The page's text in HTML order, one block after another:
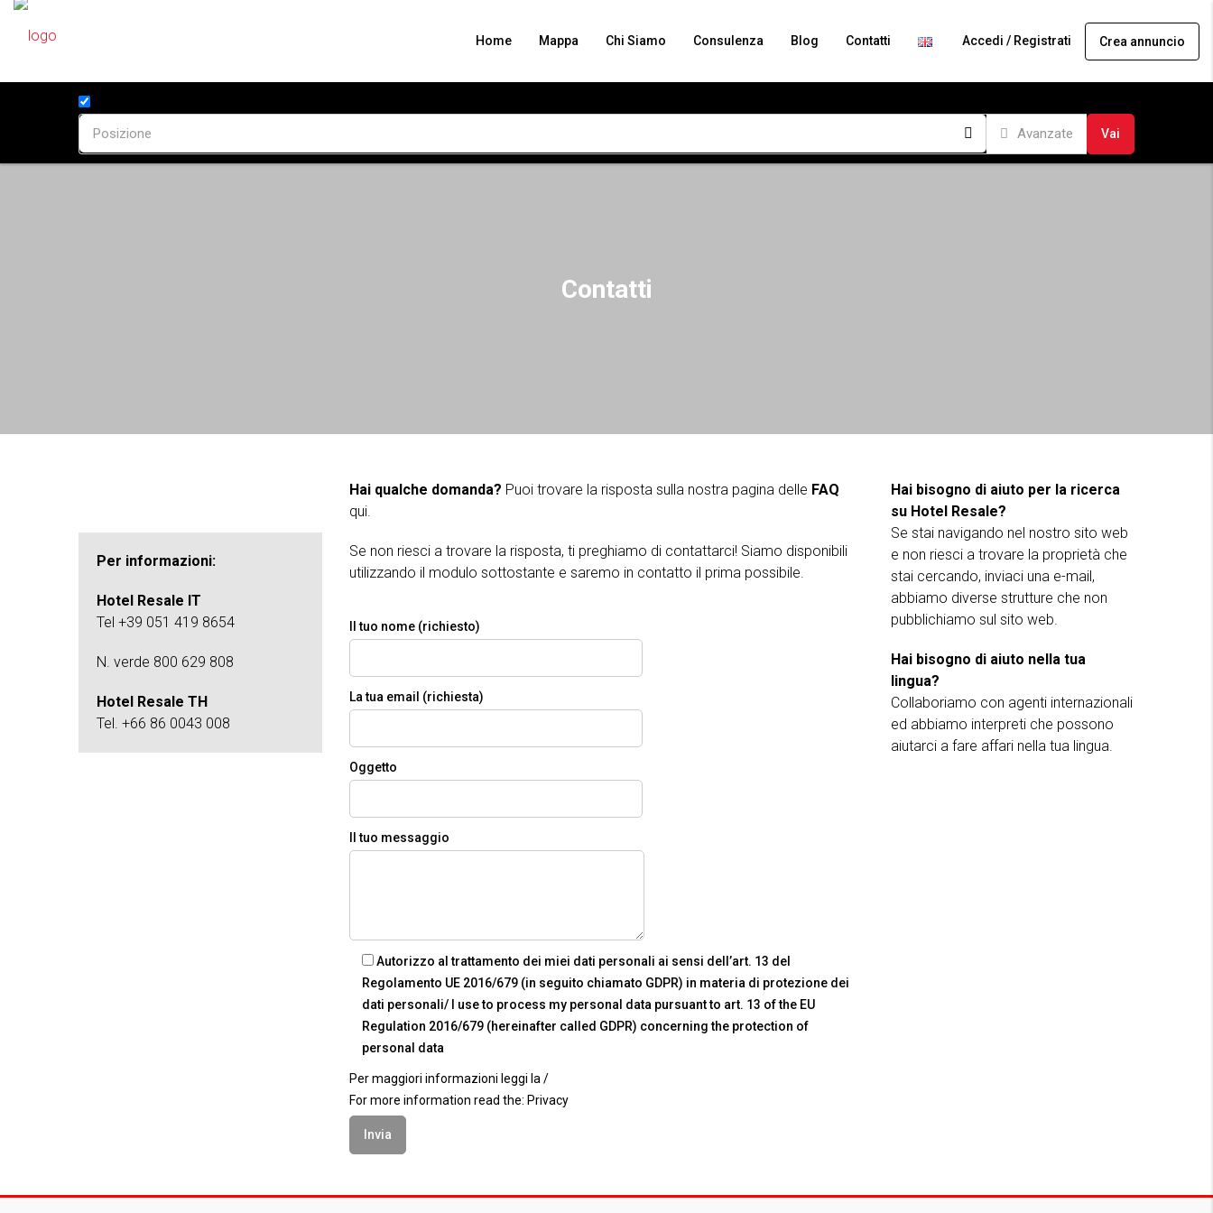
Home Mappa Chi Siamo Consulenza Blog Contatti Accedi / Registrati Crea annuncio
Avanzate Vai
Contatti
Per informazioni:
Hotel Resale IT
Tel +39 051 419 8654
N. verde 800 629 808
Hotel Resale TH
Tel. +66 86 0043 008
Hai qualche domanda? Puoi trovare la risposta sulla nostra pagina delle FAQ
qui.
Se non riesci a trovare la risposta, ti preghiamo di contattarci! Siamo disponibili
utilizzando il modulo sottostante e saremo in contatto il prima possibile.
Il tuo nome (richiesto)
La tua email (richiesta)
Oggetto
Il tuo messaggio
Autorizzo al trattamento dei miei dati personali ai sensi dell’art. 13 del
Regolamento UE 2016/679 (in seguito chiamato GDPR) in materia di protezione dei
dati personali/ I use to process my personal data pursuant to art. 13 of the EU
Regulation 2016/679 (hereinafter called GDPR) concerning the protection of
personal data
Per maggiori informazioni leggi la /
For more information read the: Privacy
Hai bisogno di aiuto per la ricerca
su Hotel Resale?
Se stai navigando nel nostro sito web
e non riesci a trovare la proprietà che
stai cercando, inviaci una e-mail,
abbiamo diverse strutture che non
pubblichiamo sul sito web.
Hai bisogno di aiuto nella tua
lingua?
Collaboriamo con agenti internazionali
ed abbiamo interpreti che possono
aiutarci a fare affari nella tua lingua.